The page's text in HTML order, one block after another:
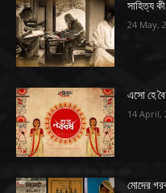
সাহিত্য
24 May,
এসো হে
14 April,
মোদের